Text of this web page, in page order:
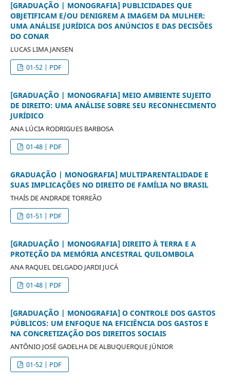
[GRADUAÇÃO | MONOGRAFIA] PUBLICIDADES QUE
OBJETIFICAM E/OU DENIGREM A IMAGEM DA MULHER:
UMA ANÁLISE JURÍDICA DOS ANÚNCIOS E DAS DECISÕES
DO CONAR
LUCAS LIMA JANSEN
01-52 | PDF
[GRADUAÇÃO | MONOGRAFIA] MEIO AMBIENTE SUJEITO
DE DIREITO: UMA ANÁLISE SOBRE SEU RECONHECIMENTO
JURÍDICO
ANA LÚCIA RODRIGUES BARBOSA
01-48 | PDF
GRADUAÇÃO | MONOGRAFIA] MULTIPARENTALIDADE E
SUAS IMPLICAÇÕES NO DIREITO DE FAMÍLIA NO BRASIL
THAÍS DE ANDRADE TORREÃO
01-51 | PDF
[GRADUAÇÃO | MONOGRAFIA] DIREITO À TERRA E A
PROTEÇÃO DA MEMÓRIA ANCESTRAL QUILOMBOLA
ANA RAQUEL DELGADO JARDI JUCÁ
01-48 | PDF
[GRADUAÇÃO | MONOGRAFIA] O CONTROLE DOS GASTOS
PÚBLICOS: UM ENFOQUE NA EFICIÊNCIA DOS GASTOS E
NA CONCRETIZAÇÃO DOS DIREITOS SOCIAIS
ANTÔNIO JOSÉ GADELHA DE ALBUQUERQUE JÚNIOR
01-52 | PDF